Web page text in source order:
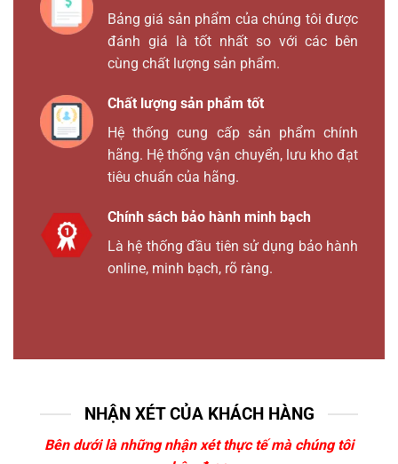
Bảng giá sản phẩm của chúng tôi được
đánh giá là tốt nhất so với các bên
cùng chất lượng sản phẩm.
Chất lượng sản phẩm tốt
Hệ thống cung cấp sản phẩm chính
hãng. Hệ thống vận chuyển, lưu kho đạt
tiêu chuẩn của hãng.
Chính sách bảo hành minh bạch
Là hệ thống đầu tiên sử dụng bảo hành
online, minh bạch, rõ ràng.
NHẬN XÉT CỦA KHÁCH HÀNG
Bên dưới là những nhận xét thực tế mà chúng tôi